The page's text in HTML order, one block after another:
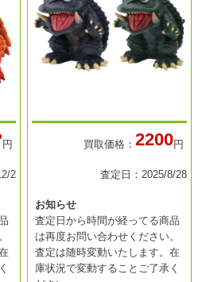
円
2
買取価格： 2200円
査定日：2025/8/28
お知らせ
査定日から時間が経ってる商品
は再度お問い合わせください。
査定は随時変動いたします。在
庫状況で変動することご了承く